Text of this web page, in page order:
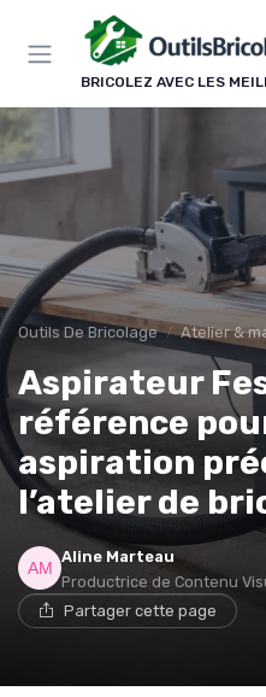
BRICOLEZ AVEC LES
Outils De Bricolage Atelier &
Aspirateur
référence
aspiration
l’atelier de
Aline Marteau
Productrice de Contenu
Partager cette page
Panneau de gestion des